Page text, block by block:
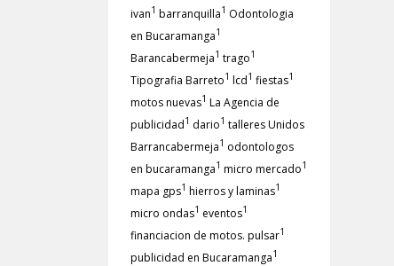
ivan1 barranquilla1 Odontologia
en Bucaramanga1
Barancabermeja1 trago1
Tipografia Barreto1 lcd1 fiestas1
motos nuevas1 La Agencia de
publicidad1 dario1 talleres Unidos
Barrancabermeja1 odontologos
en bucaramanga1 micro mercado1
mapa gps1 hierros y laminas1
micro ondas1 eventos1
financiacion de motos. pulsar1
publicidad en Bucaramanga1